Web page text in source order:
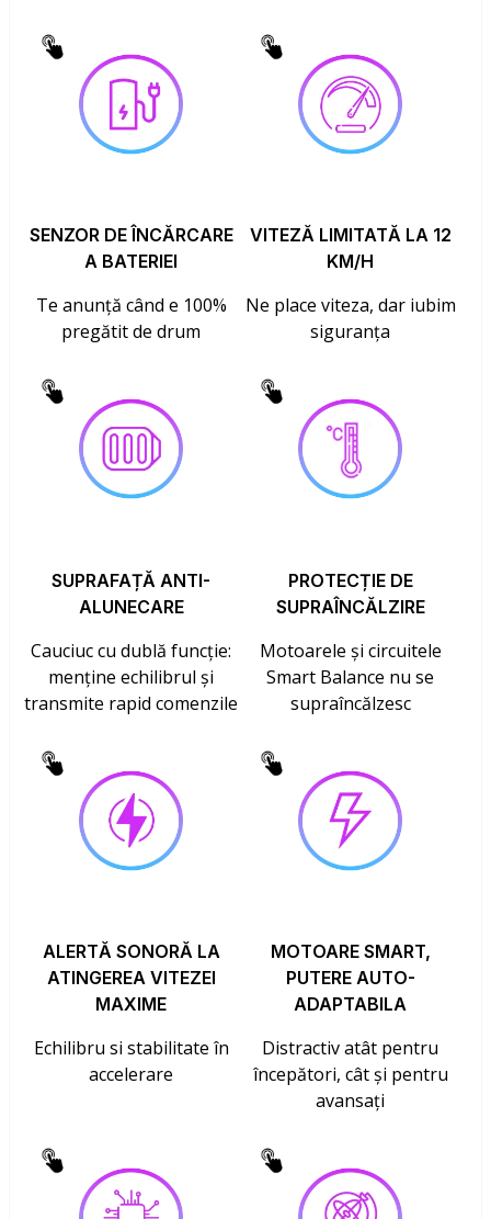
SENZOR DE ÎNCĂRCARE
A BATERIEI
Te anunță când e 100%
pregătit de drum
VITEZĂ LIMITATĂ LA 12
KM/H
Ne place viteza, dar iubim
siguranța
SUPRAFAȚĂ ANTI-
ALUNECARE
Cauciuc cu dublă funcție:
menține echilibrul și
transmite rapid comenzile
PROTECȚIE DE
SUPRAÎNCĂLZIRE
Motoarele și circuitele
Smart Balance nu se
supraîncălzesc
ALERTĂ SONORĂ LA
ATINGEREA VITEZEI
MAXIME
Echilibru si stabilitate în
accelerare
MOTOARE SMART,
PUTERE AUTO-
ADAPTABILA
Distractiv atât pentru
începători, cât și pentru
avansați